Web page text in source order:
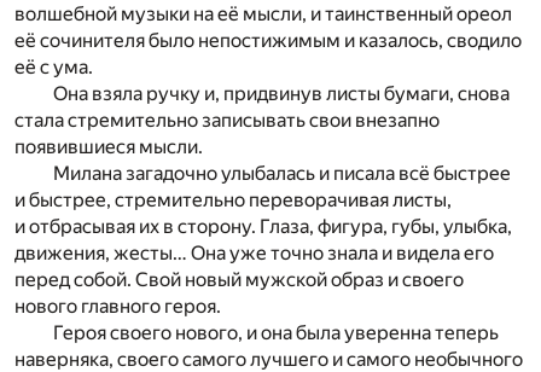
волшебной музыки на её мысли, и таинственный ореол
её сочинителя было непостижимым и казалось, сводило
её с ума.
Она взяла ручку и, придвинув листы бумаги, снова
стала стремительно записывать свои внезапно
появившиеся мысли.
Милана загадочно улыбалась и писала всё быстрее
и быстрее, стремительно переворачивая листы,
и отбрасывая их в сторону. Глаза, фигура, губы, улыбка,
движения, жесты… Она уже точно знала и видела его
перед собой. Свой новый мужской образ и своего
нового главного героя.
Героя своего нового, и она была уверенна теперь
наверняка, своего самого лучшего и самого необычного